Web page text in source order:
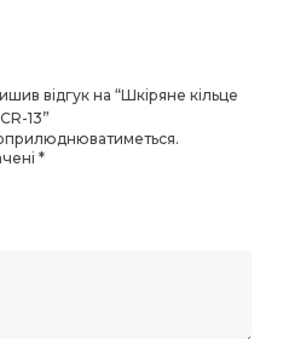
відгук на “Шкіряне кільце
13”
*